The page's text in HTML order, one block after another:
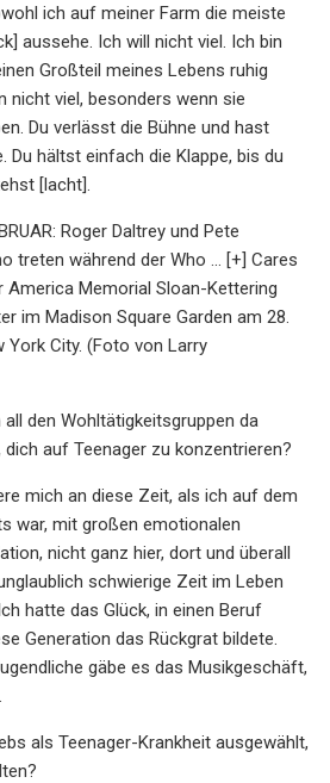
ich auf meiner Farm die meiste
aussehe. Ich will nicht viel. Ich bin
Großteil meines Lebens ruhig
nicht viel, besonders wenn sie
Du verlässt die Bühne und hast
Du hältst einfach die Klappe, bis du
[lacht].
Roger Daltrey und Pete
treten während der Who ... [+] Cares
America Memorial Sloan-Kettering
im Madison Square Garden am 28.
York City. (Foto von Larry
den Wohltätigkeitsgruppen da
auf Teenager zu konzentrieren?
mich an diese Zeit, als ich auf dem
war, mit großen emotionalen
nicht ganz hier, dort und überall
schwierige Zeit im Leben
hatte das Glück, in einen Beruf
Generation das Rückgrat bildete.
gäbe es das Musikgeschäft,
als Teenager-Krankheit ausgewählt,